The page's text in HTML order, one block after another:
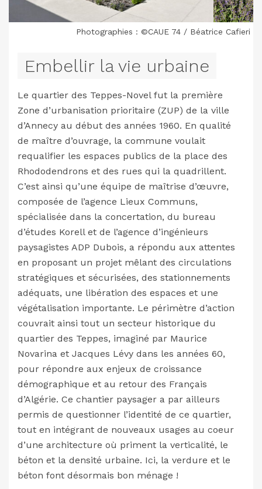
Photographies : ©CAUE 74 / Béatrice Cafieri
Embellir la vie urbaine
Le quartier des Teppes-Novel fut la première
Zone d’urbanisation prioritaire (ZUP) de la ville
d’Annecy au début des années 1960. En qualité
de maître d’ouvrage, la commune voulait
requalifier les espaces publics de la place des
Rhododendrons et des rues qui la quadrillent.
C’est ainsi qu’une équipe de maîtrise d’œuvre,
composée de l’agence Lieux Communs,
spécialisée dans la concertation, du bureau
d’études Korell et de l’agence d’ingénieurs
paysagistes ADP Dubois, a répondu aux attentes
en proposant un projet mêlant des circulations
stratégiques et sécurisées, des stationnements
adéquats, une libération des espaces et une
végétalisation importante. Le périmètre d’action
couvrait ainsi tout un secteur historique du
quartier des Teppes, imaginé par Maurice
Novarina et Jacques Lévy dans les années 60,
pour répondre aux enjeux de croissance
démographique et au retour des Français
d’Algérie. Ce chantier paysager a par ailleurs
permis de questionner l’identité de ce quartier,
tout en intégrant de nouveaux usages au coeur
d’une architecture où priment la verticalité, le
béton et la densité urbaine. Ici, la verdure et le
béton font désormais bon ménage !